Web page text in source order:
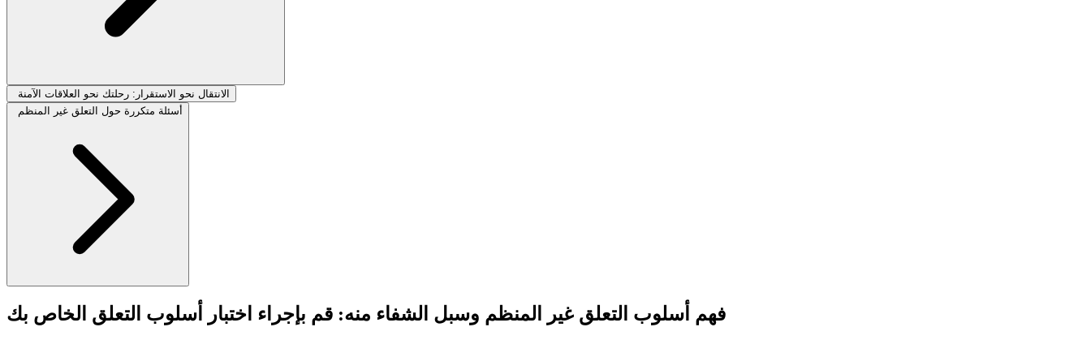
الانتقال نحو الاستقرار: رحلتك نحو العلاقات الآمنة
أسئلة متكررة حول التعلق غير المنظم
فهم أسلوب التعلق غير المنظم وسبل الشفاء منه: قم بإجراء اختبار أسلوب التعلق الخاص بك